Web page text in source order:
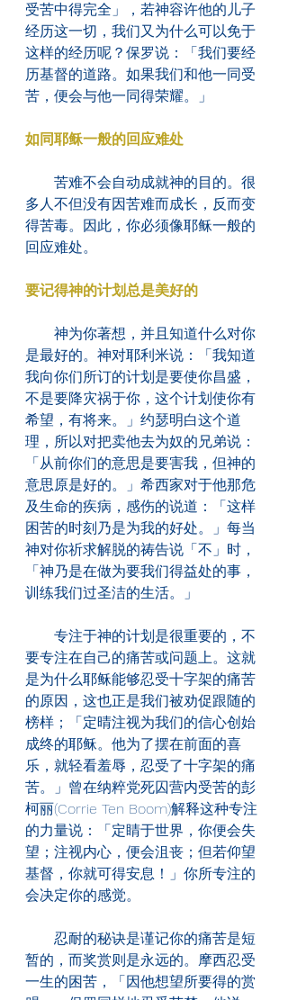
受苦中得完全」，若神容许他的儿子
经历这一切，我们又为什么可以免于
这样的经历呢？保罗说：「我们要经
历基督的道路。如果我们和他一同受
苦，便会与他一同得荣耀。」
如同耶稣一般的回应难处
苦难不会自动成就神的目的。很
多人不但没有因苦难而成长，反而变
得苦毒。因此，你必须像耶稣一般的
回应难处。
要记得神的计划总是美好的
神为你著想，并且知道什么对你
是最好的。神对耶利米说：「我知道
我向你们所订的计划是要使你昌盛，
不是要降灾祸于你，这个计划使你有
希望，有将来。」约瑟明白这个道
理，所以对把卖他去为奴的兄弟说：
「从前你们的意思是要害我，但神的
意思原是好的。」希西家对于他那危
及生命的疾病，感伤的说道：「这样
困苦的时刻乃是为我的好处。」每当
神对你祈求解脱的祷告说「不」时，
「神乃是在做为要我们得益处的事，
训练我们过圣洁的生活。」
专注于神的计划是很重要的，不
要专注在自己的痛苦或问题上。这就
是为什么耶稣能够忍受十字架的痛苦
的原因，这也正是我们被劝促跟随的
榜样；「定晴注视为我们的信心创始
成终的耶稣。他为了摆在前面的喜
乐，就轻看羞辱，忍受了十字架的痛
苦。」曾在纳粹党死囚营内受苦的彭
柯丽(Corrie Ten Boom)解释这种专注
的力量说：「定睛于世界，你便会失
望；注视内心，便会沮丧；但若仰望
基督，你就可得安息！」你所专注的
会决定你的感觉。
忍耐的秘诀是谨记你的痛苦是短
暂的，而奖赏则是永远的。摩西忍受
一生的困苦，「因他想望所要得的赏